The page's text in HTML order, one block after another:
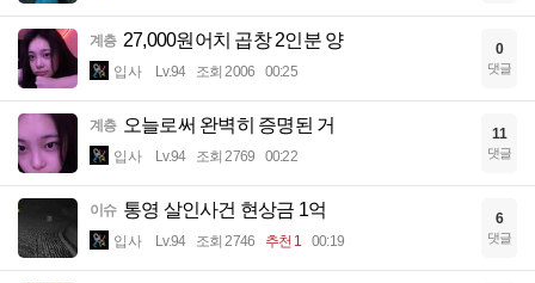
계층 27,000원어치 곱창 2인분 양
입사 Lv.94 조회 2006 00:25
0
댓글
계층 오늘로써 완벽히 증명된 거
입사 Lv.94 조회 2769 00:22
11
댓글
이슈 통영 살인사건 현상금 1억
입사 Lv.94 조회 2746 추천 1 00:19
6
댓글